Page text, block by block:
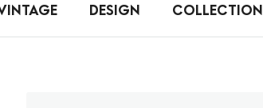
DESIGN COLLECTION